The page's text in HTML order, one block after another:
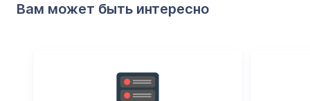
Вам может быть интересно